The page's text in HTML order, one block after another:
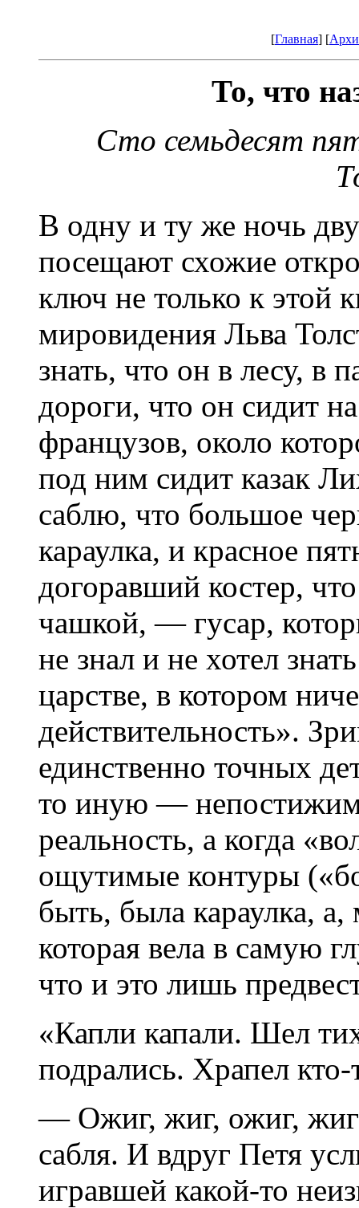
[Главная] [
То, что
Сто семьдесят
В одну и ту же ночь
посещают схожие
ключ не только к этой
мировидения Льва
знать, что он в лесу, в
дороги, что он сидит
французов, около
под ним сидит казак
саблю, что большое
караулка, и красное
догоравший костер,
чашкой, — гусар,
не знал и не хотел
царстве, в котором
действительность».
единственно точных
то иную —
реальность, а когда
ощутимые контуры
быть, была караулка,
которая вела в самую
что и это лишь
«Капли капали. Шел
подрались. Храпел кто-
— Ожиг, жиг, ожиг,
сабля. И вдруг Петя
игравшей какой-то